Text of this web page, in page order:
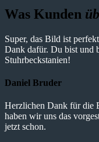
Was Kunden
Super, das Bild ist
Dank dafür. Du bist und
Stuhrbeckstanien!
Daniel Bruder
Herzlichen Dank für die
haben wir uns das
jetzt schon.